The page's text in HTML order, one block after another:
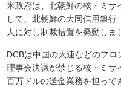
米政府は、北朝鮮の核・ミサ
して、北朝鮮の大同信用銀
人に対し制裁措置を発動しま
DCBは中国の大連などのフ
理事会決議が禁じる核・ミサ
百万ドルの送金業務を担って